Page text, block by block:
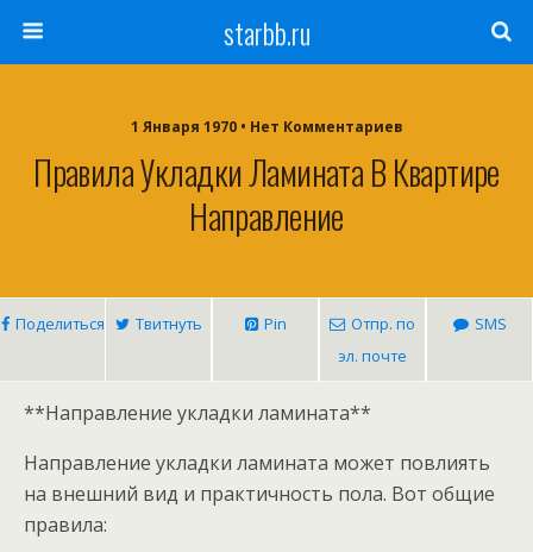
starbb.ru
1 Января 1970 • Нет Комментариев
Правила Укладки Ламината В Квартире
Направление
Поделиться Твитнуть Pin
Отпр. по
эл. почте
SMS
**Направление укладки ламината**
Направление укладки ламината может повлиять
на внешний вид и практичность пола. Вот общие
правила: